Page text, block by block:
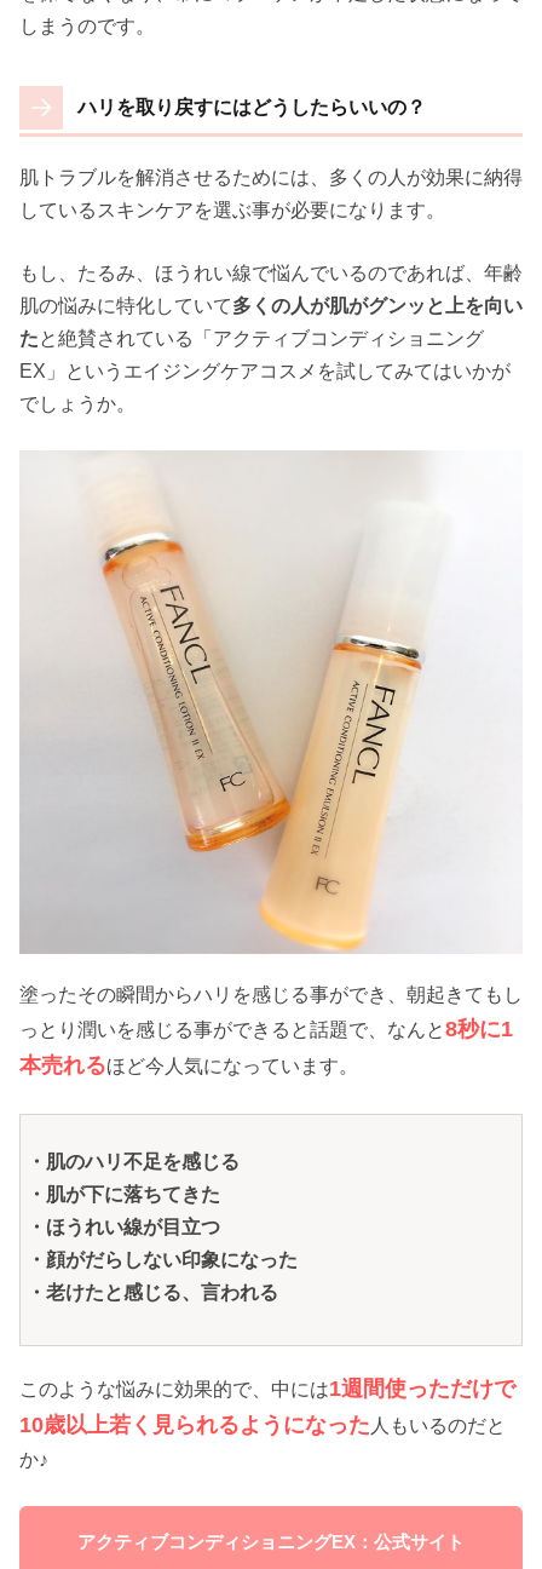
しまうのです。
ハリを取り戻すにはどうしたらいいの？
肌トラブルを解消させるためには、多くの人が効果に納得
しているスキンケアを選ぶ事が必要になります。
もし、たるみ、ほうれい線で悩んでいるのであれば、年齢
肌の悩みに特化していて多くの人が肌がグンッと上を向い
たと絶賛されている「アクティブコンディショニング
EX」というエイジングケアコスメを試してみてはいかが
でしょうか。
塗ったその瞬間からハリを感じる事ができ、朝起きてもし
っとり潤いを感じる事ができると話題で、なんと8秒に1
本売れるほど今人気になっています。
・肌のハリ不足を感じる
・肌が下に落ちてきた
・ほうれい線が目立つ
・顔がだらしない印象になった
・老けたと感じる、言われる
このような悩みに効果的で、中には1週間使っただけで
10歳以上若く見られるようになった 人もいるのだと
か♪
アクティブコンディショニングEX：公式サイト